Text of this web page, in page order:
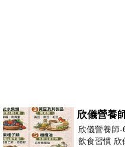
欣儀營養師
飲食習慣 欣